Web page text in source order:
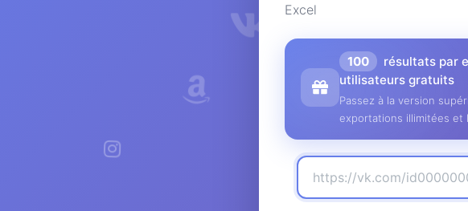
Excel
100
résultats par
utilisateurs gratuits
Passez à la version
exportations illimitées et